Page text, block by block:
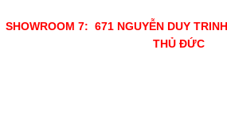
SHOWROOM 7: 671 NGUYỄN DUY
THỦ ĐỨC